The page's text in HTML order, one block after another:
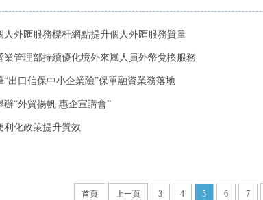
人外匯服務標杆網點提升個人外匯服務質量
業管理部持續優化境外來嵐人員外幣兌換服務
“出口信保中小企業險”保單融資業務落地
“外貿揚帆 惠企宣講會”
利化政策提升質效
首頁 上一頁 3 4 5 6 7